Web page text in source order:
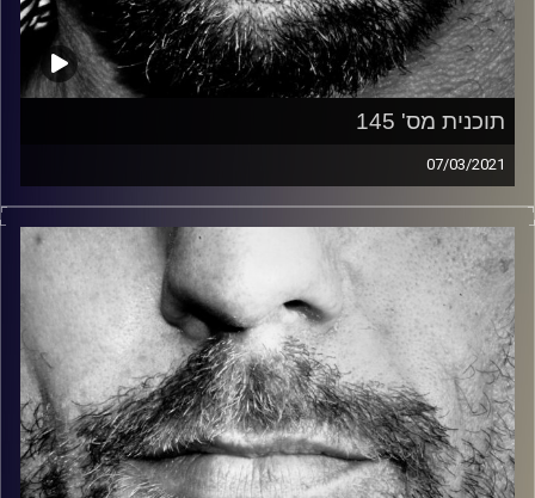
תוכנית מס' 145
07/03/2021
זיפים, מוזיקה מחוספסת של הופעות חיות. הרבה ג'אם, רוק,
בלוז, bluegrass, ג'אז, Fאנק, פרוגרסיב ואפילו אלקטרוניקה.
כל מה שחי, אמיתי ונושם.
עם שמוליק רגב.
קרדיט תמונות: David Goehring